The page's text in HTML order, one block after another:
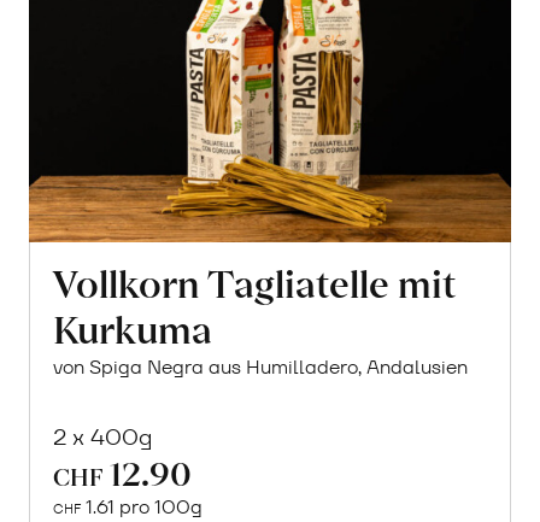
Vollkorn Tagliatelle mit
Kurkuma
von Spiga Negra aus Humilladero, Andalusien
2 x 400g
CHF 12.90
CHF 1.61 pro 100g